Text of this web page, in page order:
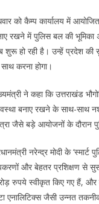
को कैम्प कार्यालय में
रखने में पुलिस बल की भूमिका
शुरू हो रही है। उन्हें प्रदेश की
करना होगा।
ने कहा कि उत्तराखंड
बनाए रखने के साथ-साथ
जैसे बड़े आयोजनों के दौरान
नरेन्द्र मोदी के
और बेहतर प्रशिक्षण से
रुपये स्वीकृत किए गए हैं, और
एनालिटिक्स जैसी उन्नत